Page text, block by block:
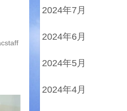
2024年7月
2024年6月
2024年5月
2024年4月